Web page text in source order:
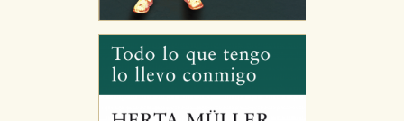
Puede consultar nuestra política de cookies